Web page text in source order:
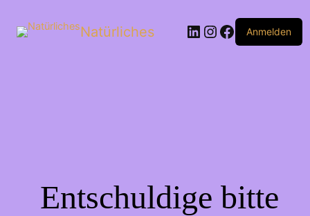
Natürliches Anmelden
Entschuldige bitte